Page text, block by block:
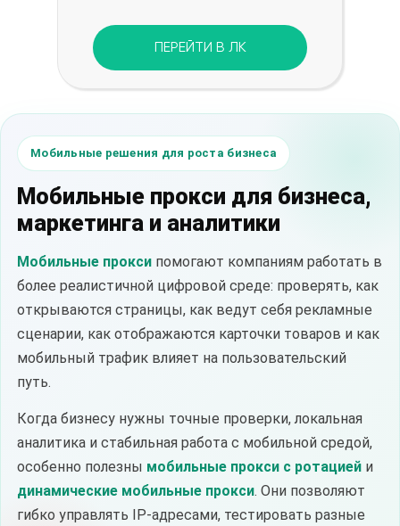
ПЕРЕЙТИ В ЛК
Мобильные решения для роста бизнеса
Мобильные прокси для бизнеса,
маркетинга и аналитики
Мобильные прокси помогают компаниям работать в
более реалистичной цифровой среде: проверять, как
открываются страницы, как ведут себя рекламные
сценарии, как отображаются карточки товаров и как
мобильный трафик влияет на пользовательский
путь.
Когда бизнесу нужны точные проверки, локальная
аналитика и стабильная работа с мобильной средой,
особенно полезны мобильные прокси с ротацией и
динамические мобильные прокси. Они позволяют
гибко управлять IP-адресами, тестировать разные